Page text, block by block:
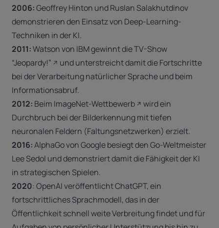
2006:Geoffrey Hinton und Ruslan Salakhutdinov
demonstrieren den Einsatz von Deep-Learning-
Techniken in der KI.
2011:Watson von IBM gewinnt die TV-Show
“Jeopardy!”
und unterstreicht damit die Fortschritte
bei der Verarbeitung natürlicher Sprache und beim
Informationsabruf.
2012: Beim ImageNet-Wettbewerb
wird ein
Durchbruch bei der Bilderkennung mit tiefen
neuronalen Feldern (Faltungsnetzwerken) erzielt.
2016:AlphaGo von Google besiegt den Go-Weltmeister
Lee Sedol und demonstriert damit die Fähigkeit der KI
in strategischen Spielen.
2020: OpenAI veröffentlicht ChatGPT, ein
fortschrittliches Sprachmodell, das in der
Öffentlichkeit schnell weite Verbreitung findet und für